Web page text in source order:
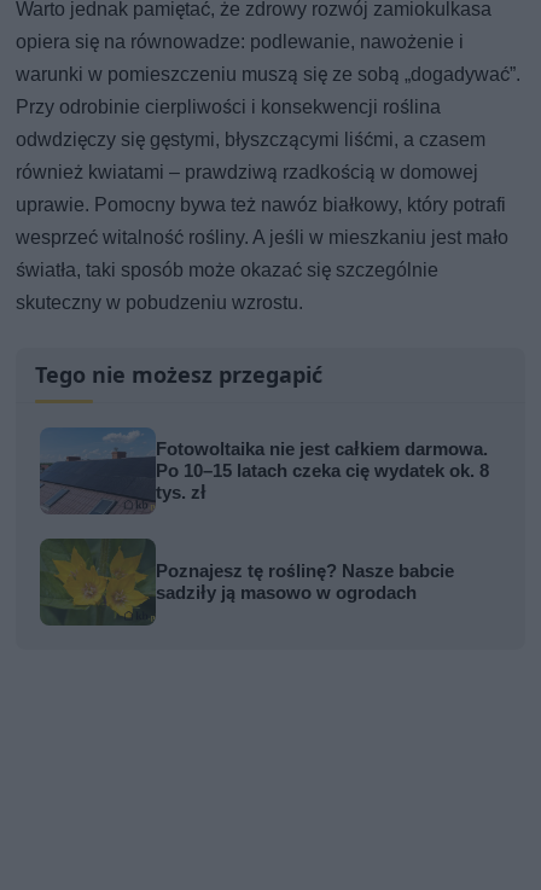
Warto jednak pamiętać, że zdrowy rozwój zamiokulkasa
opiera się na równowadze: podlewanie, nawożenie i
warunki w pomieszczeniu muszą się ze sobą „dogadywać”.
Przy odrobinie cierpliwości i konsekwencji roślina
odwdzięczy się gęstymi, błyszczącymi liśćmi, a czasem
również kwiatami – prawdziwą rzadkością w domowej
uprawie. Pomocny bywa też nawóz białkowy, który potrafi
wesprzeć witalność rośliny. A jeśli w mieszkaniu jest mało
światła, taki sposób może okazać się szczególnie
skuteczny w pobudzeniu wzrostu.
Tego nie możesz przegapić
Fotowoltaika nie jest całkiem darmowa.
Po 10–15 latach czeka cię wydatek ok. 8
tys. zł
Poznajesz tę roślinę? Nasze babcie
sadziły ją masowo w ogrodach